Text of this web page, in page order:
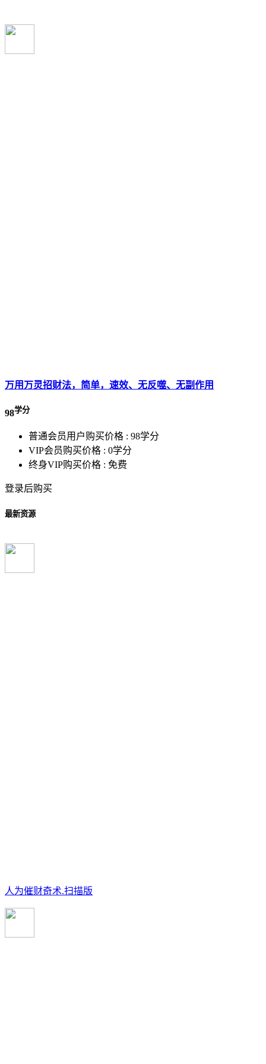
万用万灵招财法，简单，速效、无反噬、无副作用
98学分
普通会员用户购买价格 : 98学分
VIP会员购买价格 : 0学分
终身VIP购买价格 : 免费
登录后购买
最新资源
人为催财奇术.扫描版